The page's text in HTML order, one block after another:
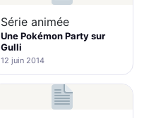
Série animée
Une Pokémon Party sur
Gulli
12 juin 2014